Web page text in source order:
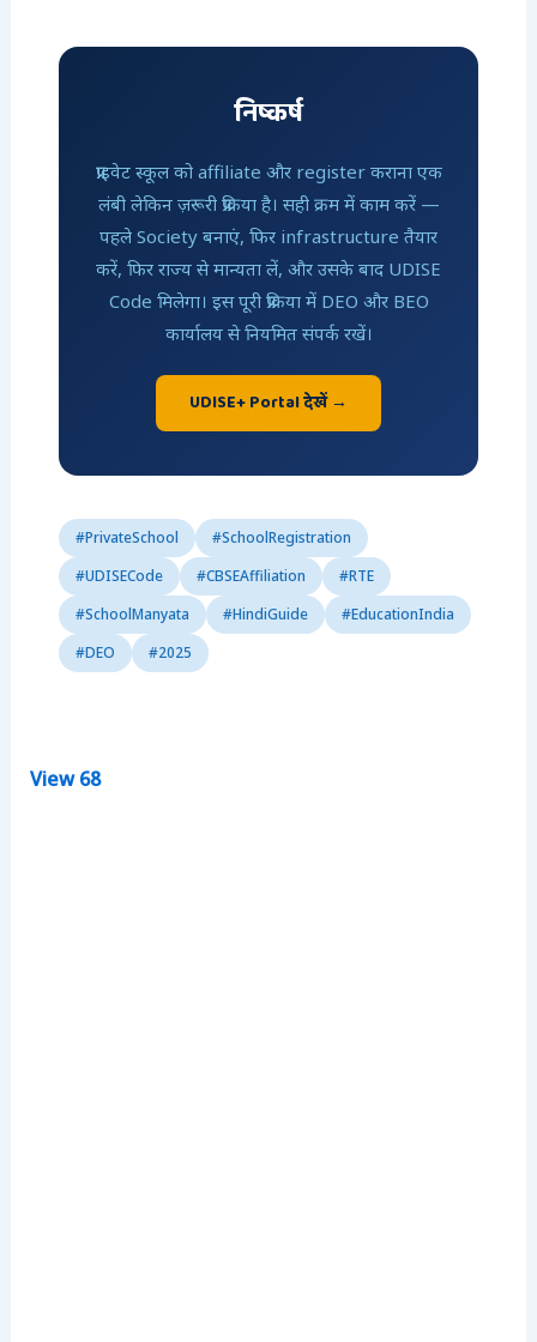
निष्कर्ष
प्राइवेट स्कूल को affiliate और register कराना एक
लंबी लेकिन ज़रूरी प्रक्रिया है। सही क्रम में काम करें —
पहले Society बनाएं, फिर infrastructure तैयार
करें, फिर राज्य से मान्यता लें, और उसके बाद UDISE
Code मिलेगा। इस पूरी प्रक्रिया में DEO और BEO
कार्यालय से नियमित संपर्क रखें।
UDISE+ Portal देखें →
#PrivateSchool
#SchoolRegistration
#UDISECode
#CBSEAffiliation
#RTE
#SchoolManyata
#HindiGuide
#EducationIndia
#DEO
#2025
View 68